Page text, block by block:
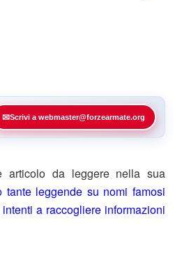
✉Scrivi a webmaster@forzearmate.org
articolo da leggere nella sua
tante leggende su nomi famosi
a raccogliere informazioni